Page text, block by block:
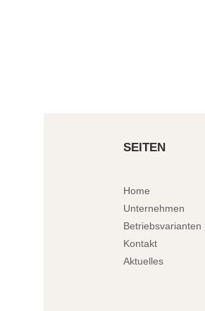
SEITEN
Home
Unternehmen
Betriebsvarianten
Kontakt
Aktuelles